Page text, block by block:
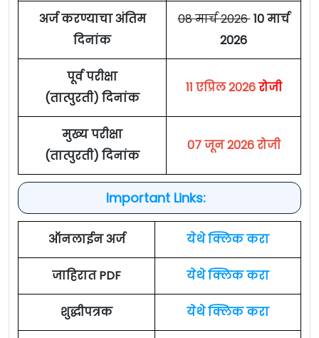
अर्ज करण्याचा अंतिम
दिनांक
08 मार्च 202610 मार्च
2026
पूर्व परीक्षा
(तात्पुरती) दिनांक
11 एप्रिल 2026रोजी
मुख्य परीक्षा
(तात्पुरती) दिनांक
07 जून 2026 रोजी
Important Links:
ऑनलाईन अर्ज येथे क्लिक करा
जाहिरात PDF येथे क्लिक करा
शुद्धीपत्रक येथे क्लिक करा